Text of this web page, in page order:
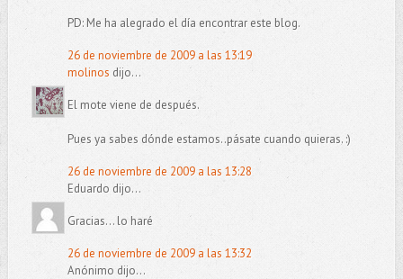
PD: Me ha alegrado el día encontrar este blog.
26 de noviembre de 2009 a las 13:19
molinos dijo...
El mote viene de después.
Pues ya sabes dónde estamos..pásate cuando quieras. :)
26 de noviembre de 2009 a las 13:28
Eduardo dijo...
Gracias... lo haré
26 de noviembre de 2009 a las 13:32
Anónimo dijo...